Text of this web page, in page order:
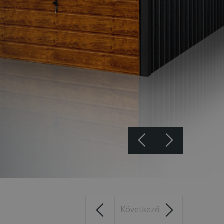
Következő